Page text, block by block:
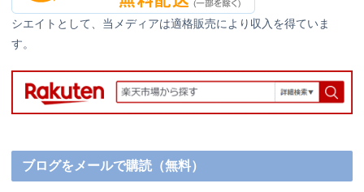
シエイトとして、当メディアは適格販売により収入を得ていま
す。
ブログをメールで購読（無料）